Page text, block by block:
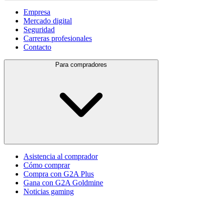
Empresa
Mercado digital
Seguridad
Carreras profesionales
Contacto
Para compradores
Asistencia al comprador
Cómo comprar
Compra con G2A Plus
Gana con G2A Goldmine
Noticias gaming